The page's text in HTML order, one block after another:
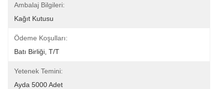
Ambalaj Bilgileri:
Kağıt Kutusu
Ödeme Koşulları:
Batı Birliği, T/T
Yetenek Temini:
Ayda 5000 Adet